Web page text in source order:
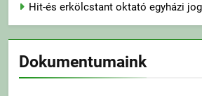
Hit-és erkölcstant oktató egyházi
Dokumentumaink